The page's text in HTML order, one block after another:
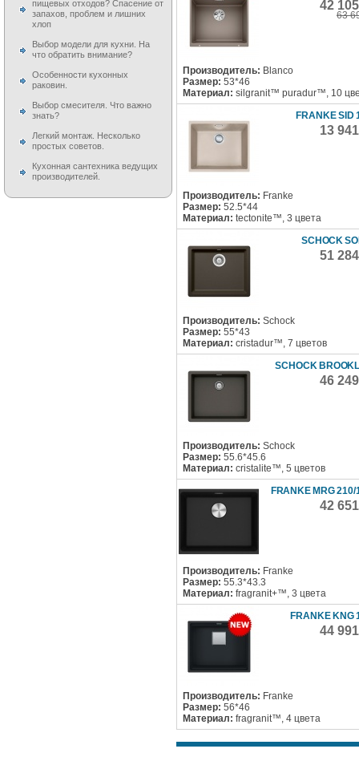
42
63
Производитель: Blanco
Размер: 53*46
Материал: silgranit™ puradur™, 10
FRANKE SID
13
Производитель: Franke
Размер: 52.5*44
Материал: tectonite™, 3 цвета
SCHOCK
51
Производитель: Schock
Размер: 55*43
Материал: cristadur™, 7 цветов
SCHOCK
46
Производитель: Schock
Размер: 55.6*45.6
Материал: cristalite™, 5 цветов
FRANKE MRG 210/
42
Производитель: Franke
Размер: 55.3*43.3
Материал: fragranit+™, 3 цвета
FRANKE KNG
44
Производитель: Franke
Размер: 56*46
Материал: fragranit™, 4 цвета
пищевых отходов? Спасение от
запахов, проблем и лишних
хлоп
Выбор модели для кухни. На
что обратить внимание?
Особенности кухонных
раковин.
Выбор смесителя. Что важно
знать?
Легкий монтаж. Несколько
простых советов.
Кухонная сантехника ведущих
производителей.